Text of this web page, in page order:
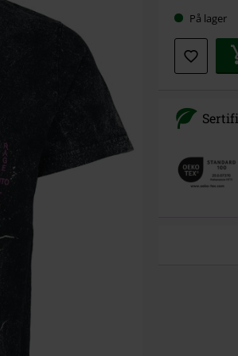
På lager